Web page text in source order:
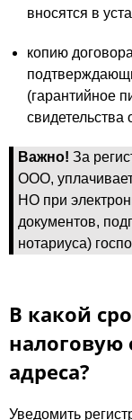
вносятся в
копию
(гарантийное
свидетельства
Важно! За
ООО,
НО при
документов,
нотариуса)
В какой
налоговую
адреса?
Уведомить